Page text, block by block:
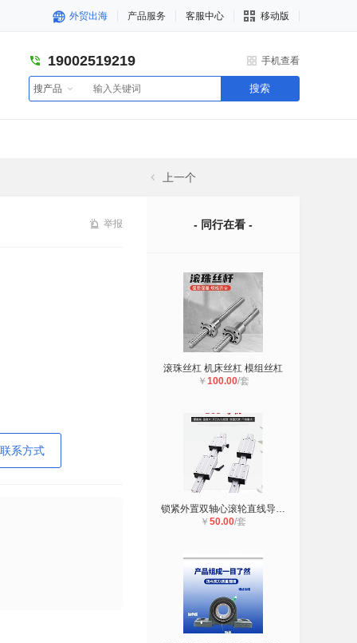
外贸出海 产品服务 客服中心 移动版
19002519219 手机查看
搜产品 搜索
上一个
举报
系方式
- 同行在看 -
滚珠丝杠 机床丝杠 模组丝杠
￥ 100.00/套
锁紧外置双轴心滚轮直线导轨LGD 6 8
￥ 50.00/套